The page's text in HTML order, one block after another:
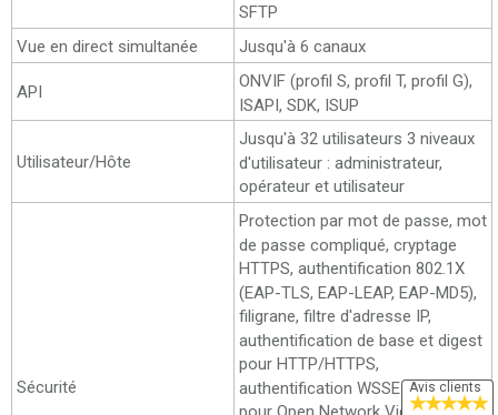
SFTP
Vue en direct simultanée
Jusqu'à 6 canaux
API
ONVIF (profil S, profil T, profil G),
ISAPI, SDK, ISUP
Utilisateur/Hôte
Jusqu'à 32 utilisateurs 3 niveaux
d'utilisateur : administrateur,
opérateur et utilisateur
Sécurité
Protection par mot de passe, mot
de passe compliqué, cryptage
HTTPS, authentification 802.1X
(EAP-TLS, EAP-LEAP, EAP-MD5),
filigrane, filtre d'adresse IP,
authentification de base et digest
pour HTTP/HTTPS,
authentification WSSE et digest
Avis clients
★★★★★